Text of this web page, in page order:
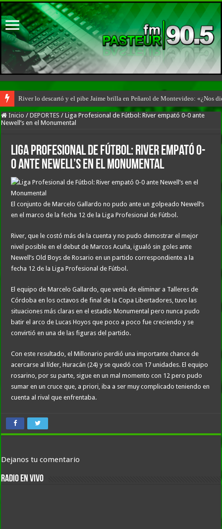
River lo descartó y el pibe Jaime brilla en Peñarol de Montevideo: «¿Nos
Inicio / DEPORTES / Liga Profesional de Fútbol: River empató 0-0 ante
Newell’s en el Monumental
Liga Profesional de Fútbol: River empató 0-
0 ante Newell’s en el Monumental
El conjunto de Marcelo Gallardo no pudo ante un golpeado Newell’s
en el marco de la fecha 12 de la Liga Profesional de Fútbol.
River, que le costó más de la cuenta y no pudo demostrar el mejor
nivel posible en el debut de Marcos Acuña, igualó sin goles ante
Newell’s Old Boys de Rosario en un partido correspondiente a la
fecha 12 de la Liga Profesional de Fútbol.
El equipo de Marcelo Gallardo, que venía de eliminar a Talleres de
Córdoba en los octavos de final de la Copa Libertadores, tuvo las
situaciones más claras en el estadio Monumental pero nunca pudo
batir el arco de Lucas Hoyos que poco a poco fue creciendo y se
convirtió en una de las figuras del partido.
Con este resultado, el Millonario perdió una importante chance de
acercarse al líder, Huracán (24) y se quedó con 17 unidades. El equipo
rosarino, por su parte, sigue en un mal momento con 12 pero pudo
sumar en un cruce que, a priori, iba a ser muy complicado teniendo en
cuenta al rival que enfrentaba.
Dejanos tu comentario
RADIO EN VIVO